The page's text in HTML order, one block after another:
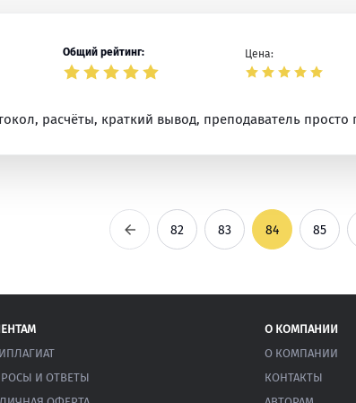
Общий рейтинг: Цена:
расчёты, краткий вывод, преподаватель просто
Предыдущая
82 83 84 85
И ОТВЕТЫ
О КОМПАНИИ
О КОМПАНИИ
КОНТАКТЫ